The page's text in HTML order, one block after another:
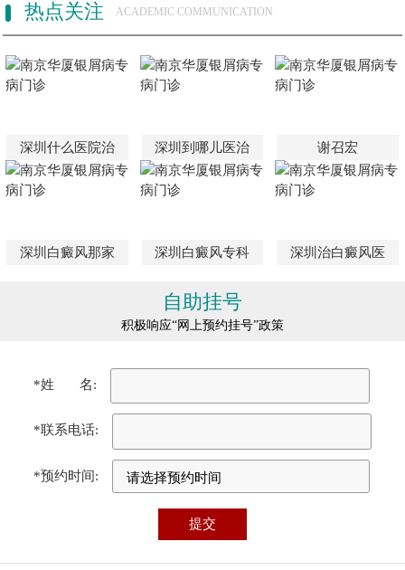
热点关注 ACADEMIC COMMUNICATION
深圳什么医院治 深圳到哪儿医治 谢召宏
深圳白癜风那家 深圳白癜风专科 深圳治白癜风医
自助挂号
积极响应“网上预约挂号”政策
*姓 名:
*联系电话:
*预约时间: